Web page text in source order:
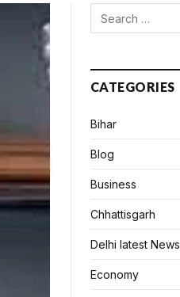
CATEGORIES
Bihar
Blog
Business
Chhattisgarh
Delhi latest News
Economy